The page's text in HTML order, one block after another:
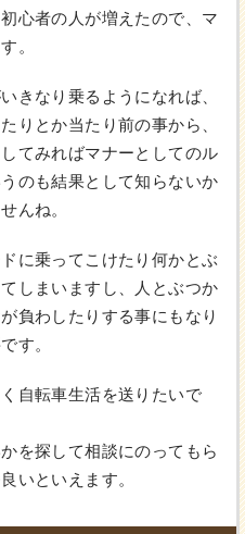
心者の人が増えたので、マ
。
きなり乗るようになれば、
りとか当たり前の事から、
てみればマナーとしてのル
のも結果として知らないか
んね。
に乗ってこけたり何かとぶ
しまいますし、人とぶつか
負わしたりする事にもなり
す。
自転車生活を送りたいで
を探して相談にのってもら
いといえます。